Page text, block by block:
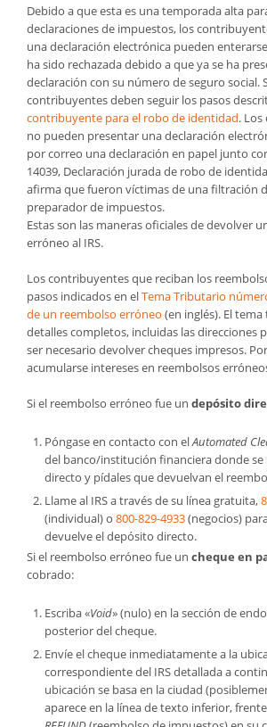
Debido a que esta es una temporada alta
declaraciones de impuestos, los
una declaración electrónica pueden
ha sido rechazada debido a que ya se ha
declaración con su número de seguro social.
contribuyentes deben seguir los pasos
contribuyente para el robo de identidad.
no pueden presentar una declaración
por correo una declaración en papel junto
14039, Declaración jurada de robo de
afirma que fueron víctimas de una filtración
preparador de impuestos.
Estas son las maneras oficiales de devolver
erróneo al IRS.
Los contribuyentes que reciban los
pasos indicados en elTema Tributario
de un reembolso erróneo (en inglés). El
detalles completos, incluidas las direcciones
ser necesario devolver cheques impresos.
acumularse intereses en reembolsos
Si el reembolso erróneo fue un depósito
Póngase en contacto con elAutomated
del banco/institución financiera donde se
directo y pídales que devuelvan el
Llame al IRS a través de su línea gratuita,
(individual) o 800-829-4933(negocios)
devuelve el depósito directo.
Si el reembolso erróneo fue un cheque en
cobrado:
Escriba «Void» (nulo) en la sección de
posterior del cheque.
Envíe el cheque inmediatamente a la
correspondiente del IRS detallada a
ubicación se basa en la ciudad
aparece en la línea de texto inferior,